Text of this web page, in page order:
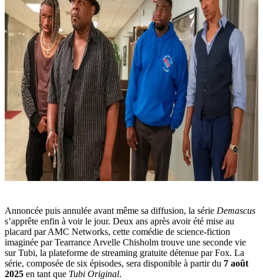
Annoncée puis annulée avant même sa diffusion, la série Demascus
s’apprête enfin à voir le jour. Deux ans après avoir été mise au
placard par AMC Networks, cette comédie de science-fiction
imaginée par Tearrance Arvelle Chisholm trouve une seconde vie
sur Tubi, la plateforme de streaming gratuite détenue par Fox. La
série, composée de six épisodes, sera disponible à partir du 7 août
2025 en tant que Tubi Original.